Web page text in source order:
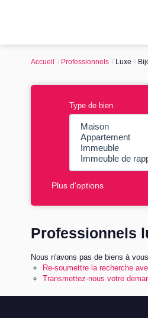
Accueil Professionnels Luxe
Type de bien
Plus d'options
Professionnels
Nous n'avons pas de biens à
Re-soumettre la recherche
Transmettez-nous votre